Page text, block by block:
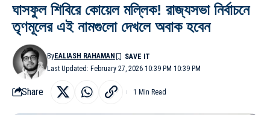
ঘাসফুল শিবিরে কোয়েল মল্লিক! রাজ্যসভা নির্বাচনে
তৃণমূলের এই নামগুলো দেখলে অবাক হবেন
Last Updated: February 27, 2026 10:39 PM 10:39 PM
ByEALIASH RAHAMAN
Share 1 Min Read